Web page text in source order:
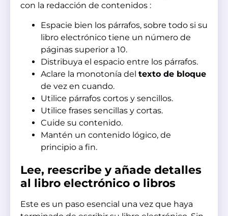
con la redacción de contenidos :
Espacie bien los párrafos, sobre todo si su
libro electrónico tiene un número de
páginas superior a 10.
Distribuya el espacio entre los párrafos.
Aclare la monotonía del texto de bloque
de vez en cuando.
Utilice párrafos cortos y sencillos.
Utilice frases sencillas y cortas.
Cuide su contenido.
Mantén un contenido lógico, de
principio a fin.
Lee, reescribe y añade detalles
al libro electrónico o libros
Este es un paso esencial una vez que haya